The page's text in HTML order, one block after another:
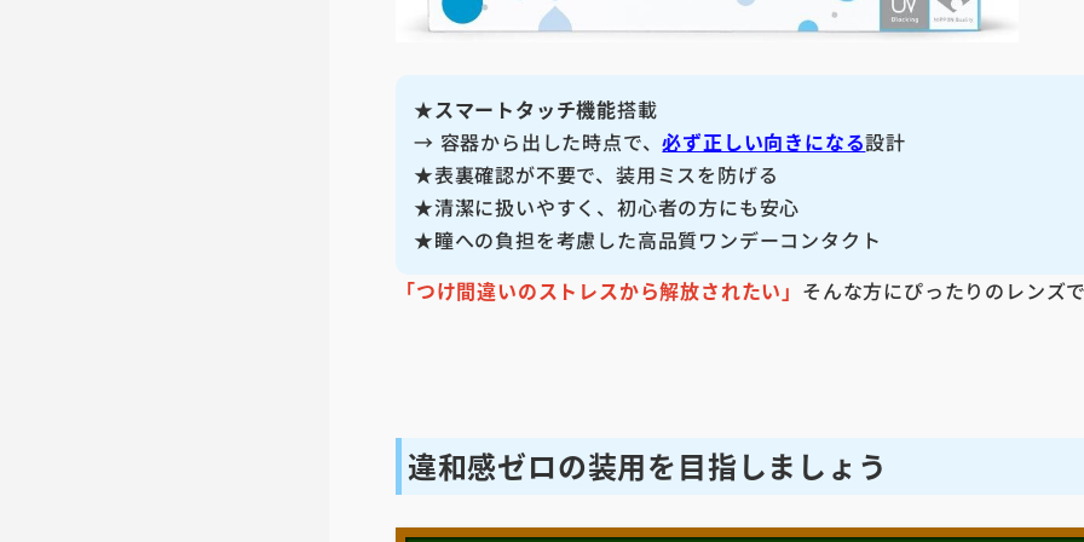
★スマートタッチ機能搭載
→ 容器から出した時点で、必ず正しい向きになる設計
★表裏確認が不要で、装用ミスを防げる
★清潔に扱いやすく、初心者の方にも安心
★瞳への負担を考慮した高品質ワンデーコンタクト
「つけ間違いのストレスから解放されたい」 そんな方にぴったりのレンズ
違和感ゼロの装用を目指しましょう